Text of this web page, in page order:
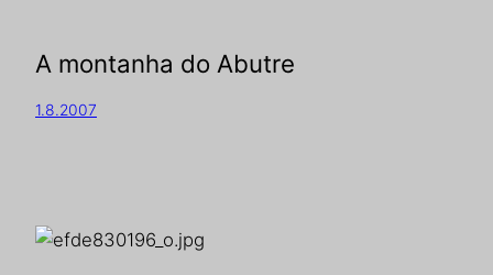
A montanha do Abutre
1.8.2007